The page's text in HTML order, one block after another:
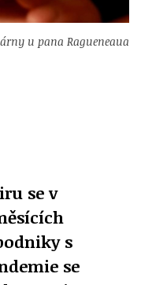
u pana Ragueneaua
se v
s
se